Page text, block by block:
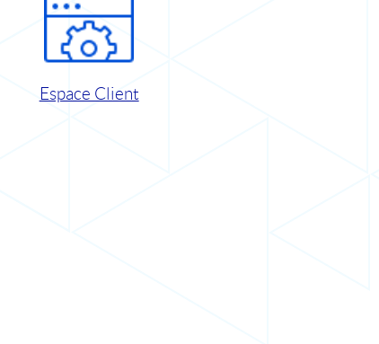
Espace Client